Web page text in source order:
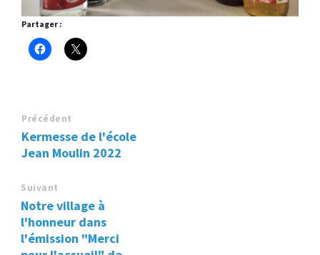
Partager :
Précédent
Kermesse de l'école
Jean Moulin 2022
Suivant
Notre village à
l'honneur dans
l'émission "Merci